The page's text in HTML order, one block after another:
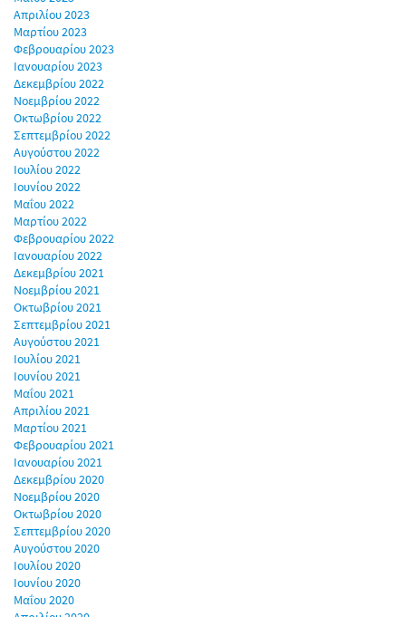
Απριλίου 2023
Μαρτίου 2023
Φεβρουαρίου 2023
Ιανουαρίου 2023
Δεκεμβρίου 2022
Νοεμβρίου 2022
Οκτωβρίου 2022
Σεπτεμβρίου 2022
Αυγούστου 2022
Ιουλίου 2022
Ιουνίου 2022
Μαΐου 2022
Μαρτίου 2022
Φεβρουαρίου 2022
Ιανουαρίου 2022
Δεκεμβρίου 2021
Νοεμβρίου 2021
Οκτωβρίου 2021
Σεπτεμβρίου 2021
Αυγούστου 2021
Ιουλίου 2021
Ιουνίου 2021
Μαΐου 2021
Απριλίου 2021
Μαρτίου 2021
Φεβρουαρίου 2021
Ιανουαρίου 2021
Δεκεμβρίου 2020
Νοεμβρίου 2020
Οκτωβρίου 2020
Σεπτεμβρίου 2020
Αυγούστου 2020
Ιουλίου 2020
Ιουνίου 2020
Μαΐου 2020